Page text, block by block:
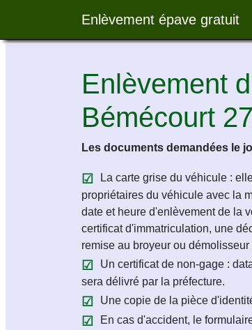
Enlèvement épave gratuit
Enlèvement
Bémécourt
Les documents demandées le
La carte grise du véhicule :
propriétaires du véhicule avec la
date et heure d'enlèvement de la
certificat d'immatriculation, une
remise au broyeur ou démolisseur
Un certificat de non-gage :
sera délivré par la préfecture.
Une copie de la pièce
En cas d'accident, le